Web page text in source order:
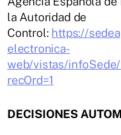
la Autoridad de
Control: https://
electronica-
web/vistas/
recOrd=1
DECISIONES